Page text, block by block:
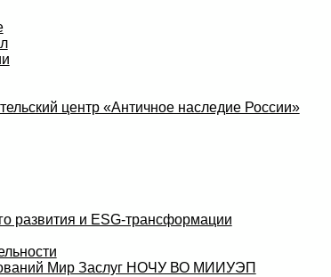
центр «Античное наследие России»
развития и ESG-трансформации
Мир Заслуг НОЧУ ВО МИИУЭП